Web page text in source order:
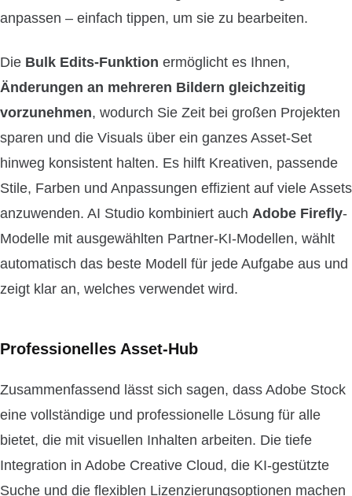
anpassen – einfach tippen, um sie zu bearbeiten.
Die Bulk Edits-Funktion ermöglicht es Ihnen,
Änderungen an mehreren Bildern gleichzeitig
vorzunehmen, wodurch Sie Zeit bei großen Projekten
sparen und die Visuals über ein ganzes Asset-Set
hinweg konsistent halten. Es hilft Kreativen, passende
Stile, Farben und Anpassungen effizient auf viele Assets
anzuwenden. AI Studio kombiniert auch Adobe Firefly-
Modelle mit ausgewählten Partner-KI-Modellen, wählt
automatisch das beste Modell für jede Aufgabe aus und
zeigt klar an, welches verwendet wird.
Professionelles Asset-Hub
Zusammenfassend lässt sich sagen, dass Adobe Stock
eine vollständige und professionelle Lösung für alle
bietet, die mit visuellen Inhalten arbeiten. Die tiefe
Integration in Adobe Creative Cloud, die KI-gestützte
Suche und die flexiblen Lizenzierungsoptionen machen